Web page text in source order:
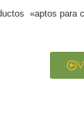
«aptos